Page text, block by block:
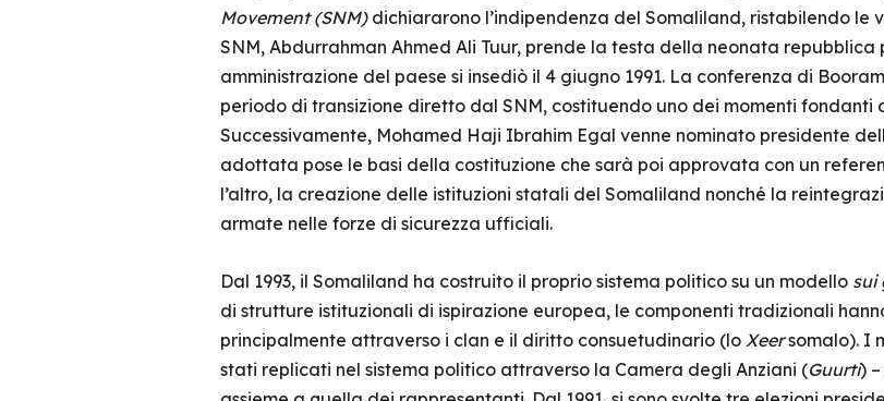
Movement (SNM)dichiararono l’indipendenza del Somaliland, ristabilendo le
SNM, Abdurrahman Ahmed Ali Tuur, prende la testa della neonata
amministrazione del paese si insediò il 4 giugno 1991. La conferenza di
periodo di transizione diretto dal SNM, costituendo uno dei momenti fondanti
Successivamente, Mohamed Haji Ibrahim Egal venne nominato presidente
adottata pose le basi della costituzione che sarà poi approvata con un
l’altro, la creazione delle istituzioni statali del Somaliland nonché la
armate nelle forze di sicurezza ufficiali.
Dal 1993, il Somaliland ha costruito il proprio sistema politico su un modello sui
di strutture istituzionali di ispirazione europea, le componenti tradizionali
principalmente attraverso i clan e il diritto consuetudinario (lo Xeersomalo). I
stati replicati nel sistema politico attraverso la Camera degli Anziani (Guurti)